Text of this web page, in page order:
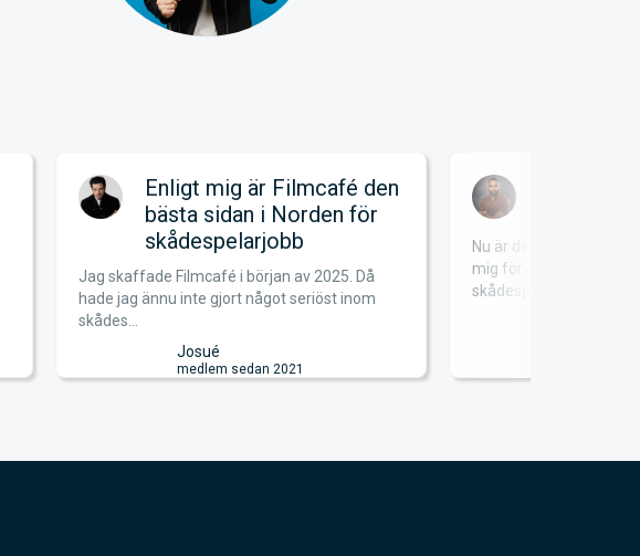
Enligt mig är Filmcafé den
bästa sidan i Norden för
skådespelarjobb
Jag skaffade Filmcafé i början av 2025. Då
hade jag ännu inte gjort något seriöst inom
skådes...
Josué
medlem sedan 2021
Nu är det mer än 12 år
mig för att satsa på
skådespela...